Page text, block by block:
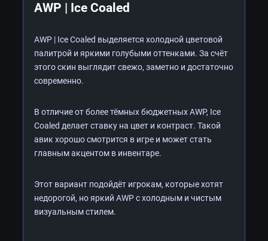
AWP | Ice Coaled
AWP | Ice Coaled выделяется холодной цветовой
палитрой и яркими голубыми оттенками. За счёт
этого скин выглядит свежо, заметно и достаточно
современно.
В отличие от более тёмных бюджетных AWP, Ice
Coaled делает ставку на цвет и контраст. Такой
авик хорошо смотрится в игре и может стать
главным акцентом в инвентаре.
Этот вариант подойдёт игрокам, которые хотят
недорогой, но яркий AWP с холодным и чистым
визуальным стилем.